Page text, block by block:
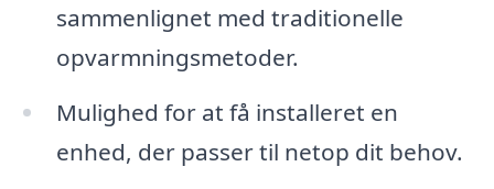
sammenlignet med traditionelle
opvarmningsmetoder.
Mulighed for at få installeret en
enhed, der passer til netop dit behov.